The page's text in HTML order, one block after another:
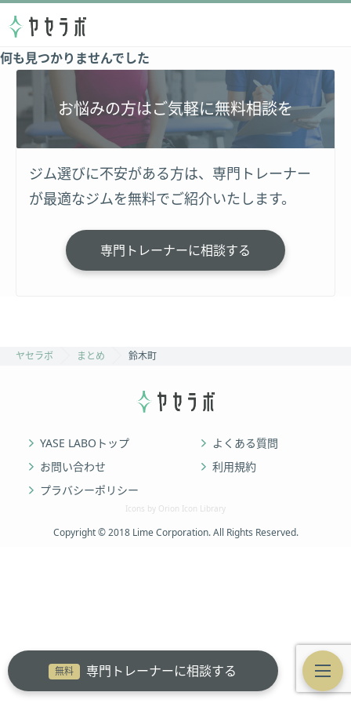
無料 専門トレーナーに相談する
何も見つかりませんでした
お悩みの方はご気軽に無料相談を
ジム選びに不安がある方は、専門トレーナー
が最適なジムを無料でご紹介いたします。
専門トレーナーに相談する
ヤセラボ まとめ 鈴木町
YASE LABOトップ
よくある質問
お問い合わせ
利用規約
プラバシーポリシー
Icons by Orion Icon Library
Copyright © 2018 Lime Corporation. All Rights Reserved.